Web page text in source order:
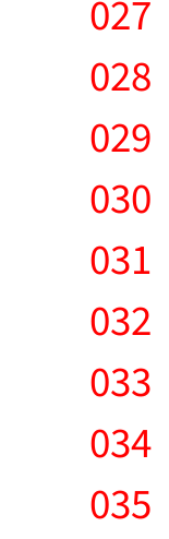
027
028
029
030
031
032
033
034
035